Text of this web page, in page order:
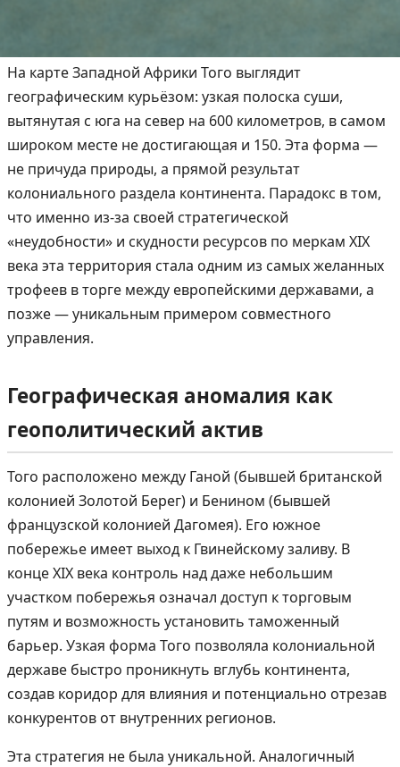
На карте Западной Африки Того выглядит
географическим курьёзом: узкая полоска суши,
вытянутая с юга на север на 600 километров, в самом
широком месте не достигающая и 150. Эта форма —
не причуда природы, а прямой результат
колониального раздела континента. Парадокс в том,
что именно из-за своей стратегической
«неудобности» и скудности ресурсов по меркам XIX
века эта территория стала одним из самых желанных
трофеев в торге между европейскими державами, а
позже — уникальным примером совместного
управления.
Географическая аномалия как
геополитический актив
Того расположено между Ганой (бывшей британской
колонией Золотой Берег) и Бенином (бывшей
французской колонией Дагомея). Его южное
побережье имеет выход к Гвинейскому заливу. В
конце XIX века контроль над даже небольшим
участком побережья означал доступ к торговым
путям и возможность установить таможенный
барьер. Узкая форма Того позволяла колониальной
державе быстро проникнуть вглубь континента,
создав коридор для влияния и потенциально отрезав
конкурентов от внутренних регионов.
Эта стратегия не была уникальной. Аналогичный